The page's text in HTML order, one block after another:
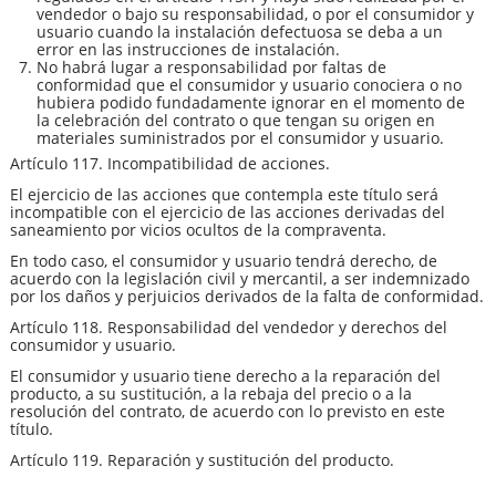
vendedor o bajo su responsabilidad, o por el consumidor y
usuario cuando la instalación defectuosa se deba a un
error en las instrucciones de instalación.
No habrá lugar a responsabilidad por faltas de
conformidad que el consumidor y usuario conociera o no
hubiera podido fundadamente ignorar en el momento de
la celebración del contrato o que tengan su origen en
materiales suministrados por el consumidor y usuario.
Artículo 117. Incompatibilidad de acciones.
El ejercicio de las acciones que contempla este título será
incompatible con el ejercicio de las acciones derivadas del
saneamiento por vicios ocultos de la compraventa.
En todo caso, el consumidor y usuario tendrá derecho, de
acuerdo con la legislación civil y mercantil, a ser indemnizado
por los daños y perjuicios derivados de la falta de conformidad.
Artículo 118. Responsabilidad del vendedor y derechos del
consumidor y usuario.
El consumidor y usuario tiene derecho a la reparación del
producto, a su sustitución, a la rebaja del precio o a la
resolución del contrato, de acuerdo con lo previsto en este
título.
Artículo 119. Reparación y sustitución del producto.